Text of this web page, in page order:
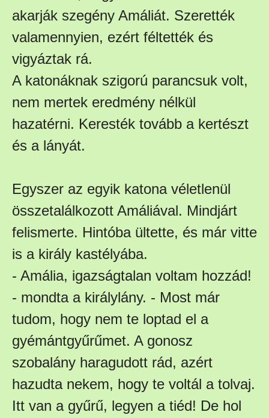
akarják szegény Amáliát. Szerették
valamennyien, ezért féltették és
vigyáztak rá.
A katonáknak szigorú parancsuk volt,
nem mertek eredmény nélkül
hazatérni. Keresték tovább a kertészt
és a lányát.
Egyszer az egyik katona véletlenül
összetalálkozott Amáliával. Mindjárt
felismerte. Hintóba ültette, és már vitte
is a király kastélyába.
- Amália, igazságtalan voltam hozzád!
- mondta a királylány. - Most már
tudom, hogy nem te loptad el a
gyémántgyűrűmet. A gonosz
szobalány haragudott rád, azért
hazudta nekem, hogy te voltál a tolvaj.
Itt van a gyűrű, legyen a tiéd! De hol